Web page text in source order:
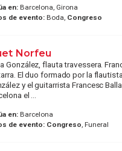
en:Barcelona, Girona
de evento:Boda, Congreso
Norfeu
González, flauta travessera.
El duo formado por la
y el guitarrista Francesc
el ...
en:Barcelona
de evento: Congreso , Funeral